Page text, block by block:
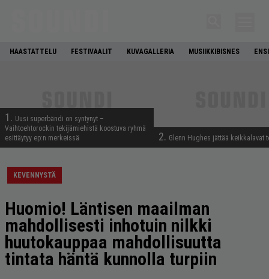
HAASTATTELU FESTIVAALIT KUVAGALLERIA MUSIIKKIBISNES
1. Uusi superbändi on syntynyt –
Vaihtoehtorockin tekijämiehistä koostuva ryhmä
esittäytyy ep:n merkeissä
2. Glenn Hughes jättää keikkalavat
KEVENNYSTÄ
Huomio! Läntisen maailman
mahdollisesti inhotuin nilkki
huutokauppaa mahdollisuutta
tintata häntä kunnolla turpiin